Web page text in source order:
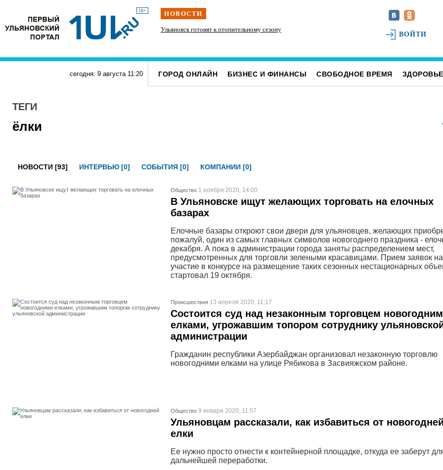
18+ НОВОСТИ
Какие сети водоснабжения и канализации в
Ульяновске приводят в порядок
Ульяновск готовят к отопительному сезону
В Ульяновске отремонтировали 70 из 100
ВОЙТИ
сегодня: 9 августа 11:20 ГОРОД ОНЛАЙН БИЗНЕС И ФИНАНСЫ СВОБОДНОЕ ВРЕМЯ ЗДОРОВЬЕ
ТЕГИ
ёлки
НОВОСТИ [93] ИНТЕРВЬЮ [0] СОБЫТИЯ [0] КОМПАНИИ [0]
Общество 1 ноября 2020, 14:00
В Ульяновске ищут желающих торговать на елочных
базарах
Елочные базары откроют свои двери для ульяновцев, желающих
пожалуй, один из самых главных символов новогоднего праздника -
декабря. А пока в администрации города заняты распределением мест,
предусмотренных для торговли зелеными красавицами. Прием заявок на
участие в конкурсе на размещение таких сезонных нестационарных
стартовал 19 октября.
Проиcшествия 13 апреля 2020, 11:17
Состоится суд над незаконным торговцем
елками, угрожавшим топором сотруднику
администрации
Гражданин республики Азербайджан организовал незаконную торговлю
новогодними елками на улице Рябикова в Засвияжском районе.
Общество 9 января 2020, 11:57
Ульяновцам рассказали, как избавиться от новогодней
елки
Ее нужно просто отнести к контейнерной площадке, откуда ее заберут
дальнейшей переработки.